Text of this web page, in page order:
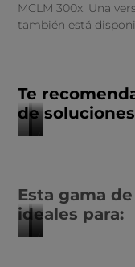
MCLM 300x. Una
también está
Te
de
https://
faulhaber-
quickshaft
https://
faulhaber-
quickshaft
https://
faulhaber
Esta gama
ideales para:
https://
https://
https://